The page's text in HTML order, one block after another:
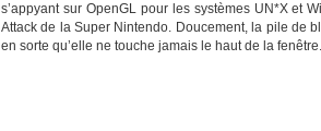
s’appyant sur OpenGL pour les systèmes UN*X et
Attack de la Super Nintendo. Doucement, la pile de
en sorte qu’elle ne touche jamais le haut de la